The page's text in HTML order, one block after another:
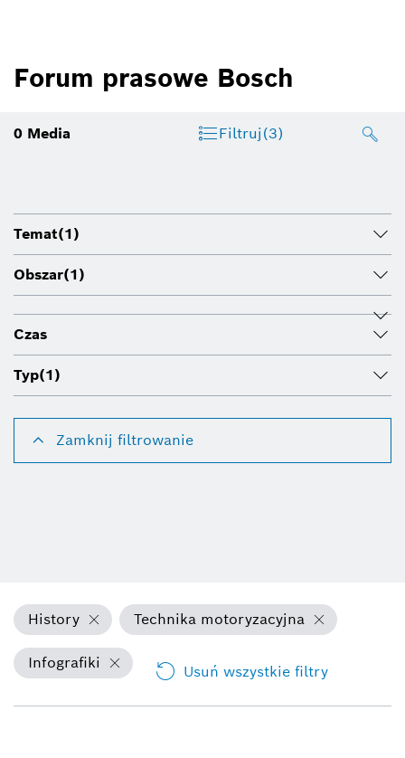
Forum prasowe Bosch
0 Media Filtruj(3)
Temat(1)
Obszar(1)
Czas
Typ(1)
Zamknij filtrowanie
History Technika motoryzacyjna
Infografiki Usuń wszystkie filtry